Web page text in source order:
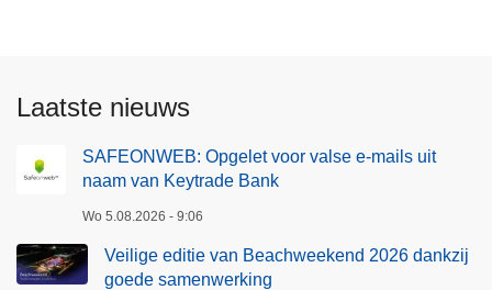
Laatste nieuws
SAFEONWEB: Opgelet voor valse e-mails uit
naam van Keytrade Bank
Wo 5.08.2026 - 9:06
Veilige editie van Beachweekend 2026 dankzij
goede samenwerking